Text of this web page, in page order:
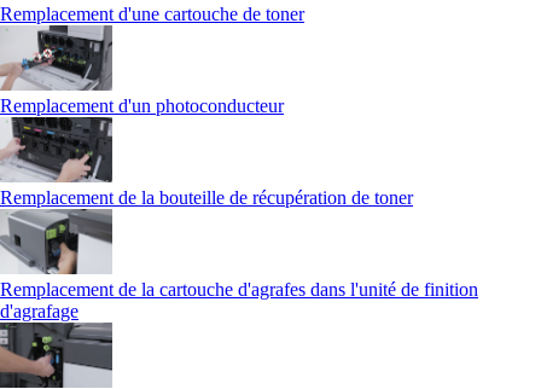
Remplacement d'une cartouche de toner
Remplacement d'un photoconducteur
Remplacement de la bouteille de récupération de toner
Remplacement de la cartouche d'agrafes dans l'unité de finition
d'agrafage